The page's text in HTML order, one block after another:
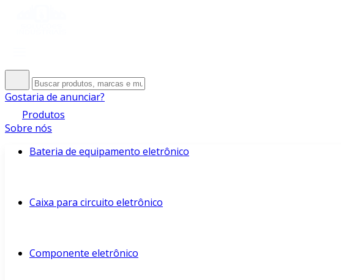
Gostaria de anunciar?
Produtos
Sobre nós
Bateria de equipamento eletrônico
Caixa para circuito eletrônico
Componente eletrônico